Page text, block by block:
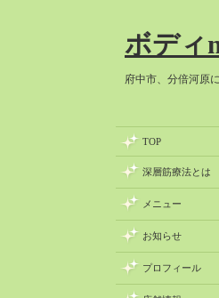
ボディ
府中市、分倍河原
TOP
深層筋療法とは
メニュー
お知らせ
プロフィール